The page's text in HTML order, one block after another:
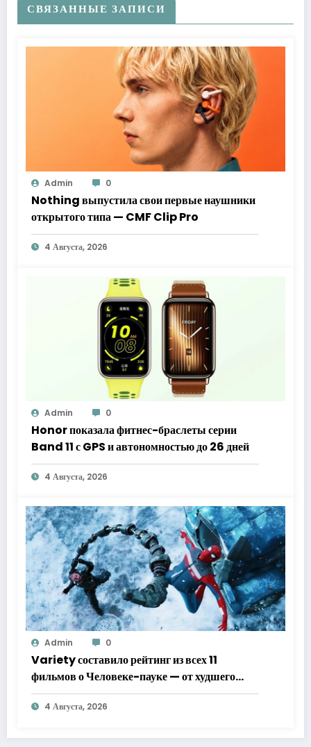
СВЯЗАННЫЕ ЗАПИСИ
Admin 0
Nothing выпустила свои первые наушники
открытого типа — CMF Clip Pro
4 Августа, 2026
Admin 0
Honor показала фитнес-браслеты серии
Band 11 с GPS и автономностью до 26 дней
4 Августа, 2026
Admin 0
Variety составило рейтинг из всех 11
фильмов о Человеке-пауке — от худшего
к лучшему
4 Августа, 2026